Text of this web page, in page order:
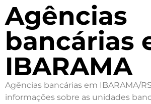
Agências
bancárias
IBARAMA
Agências bancárias em IBARAMA/
informações sobre as unidades